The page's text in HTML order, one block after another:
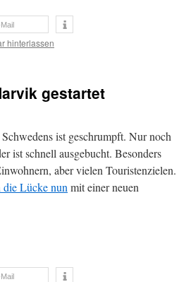
hinterlassen
gestartet
ist geschrumpft. Nur noch
ist schnell ausgebucht. Besonders
aber vielen Touristenzielen.
die Lücke nun mit einer neuen